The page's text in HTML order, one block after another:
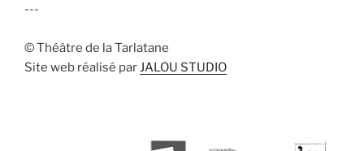
---
© Théâtre de la Tarlatane
Site web réalisé par JALOU STUDIO